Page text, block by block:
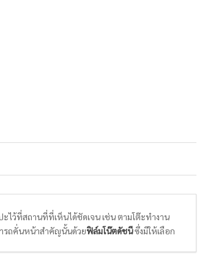
ไว้ที่สถานที่ที่เห็นได้ชัดเจน เช่น ตามโต๊ะทำงาน
รถคั่นหน้าสำคัญนั้นด้วยฟิล์มโน๊ตดัชนีซึ่งมีให้เลือก
าย